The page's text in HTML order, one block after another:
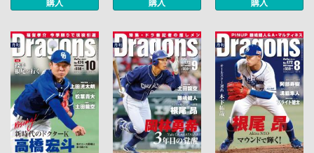
購入 購入 購入